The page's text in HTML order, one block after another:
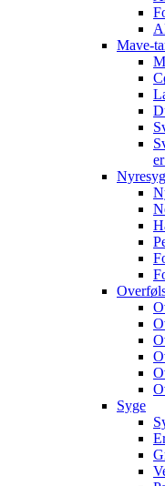
Mave-
Syge